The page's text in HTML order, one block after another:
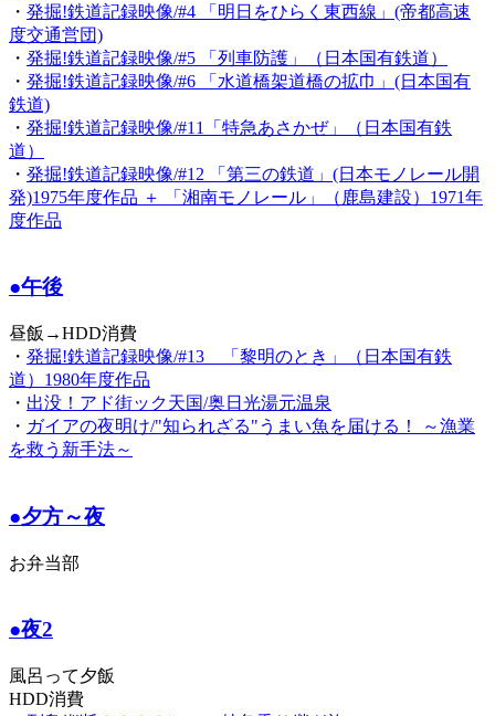
・ 発掘!鉄道記録映像/#4 「明日をひらく東西線」(帝都高速
度交通営団)
・ 発掘!鉄道記録映像/#5 「列車防護」（日本国有鉄道）
・ 発掘!鉄道記録映像/#6 「水道橋架道橋の拡巾」(日本国有
鉄道)
・ 発掘!鉄道記録映像/#11「特急あさかぜ」（日本国有鉄
道）
・ 発掘!鉄道記録映像/#12 「第三の鉄道」(日本モノレール開
発)1975年度作品 ＋ 「湘南モノレール」（鹿島建設）1971年
度作品
●午後
昼飯→HDD消費
・ 発掘!鉄道記録映像/#13 「黎明のとき」（日本国有鉄
道）1980年度作品
・ 出没！アド街ック天国/奥日光湯元温泉
・ ガイアの夜明け/"知られざる"うまい魚を届ける！ ～漁業
を救う新手法～
●夕方～夜
お弁当部
●夜2
風呂って夕飯
HDD消費